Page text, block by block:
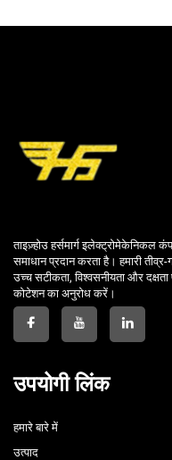
ताइज़्होउ हर्समार्ग इलेक्ट्रोमेकेनिकल
समाधान प्रदान करता है। हमारी
उच्च सटीकता, विश्वसनीयता और
कोटेशन का अनुरोध करें।
उपयोगी लिंक
हमारे बारे में
उत्पाद